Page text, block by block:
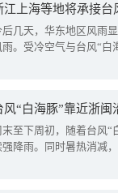
江上海等地将承接台
后几天，华东地区风雨
雨。受冷空气与台风“白
风“白海豚”靠近浙
末至下周初，随着台风“
强降雨。同时暑热消减